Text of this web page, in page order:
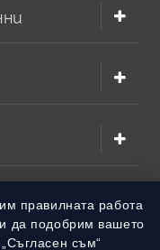
правилната работа
да подобрим вашето
съм“